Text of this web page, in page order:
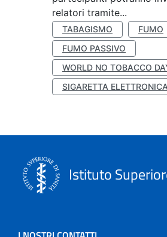
relatori tramite...
TABAGISMO FUMO
FUMO PASSIVO
WORLD NO TOBACCO
SIGARETTA ELETTRONICA
Istituto